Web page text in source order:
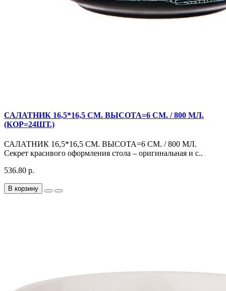
САЛАТНИК 16,5*16,5 СМ. ВЫСОТА=6 СМ. / 800 МЛ.
(КОР=24ШТ.)
САЛАТНИК 16,5*16,5 СМ. ВЫСОТА=6 СМ. / 800 МЛ.
Секрет красивого оформления стола – оригинальная и с..
536.80 р.
В корзину